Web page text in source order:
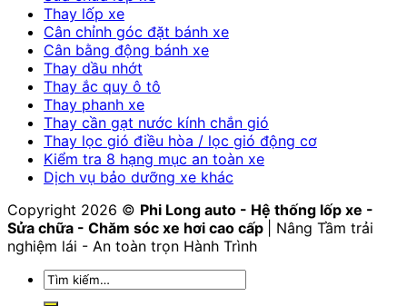
Thay lốp xe
Cân chỉnh góc đặt bánh xe
Cân bằng động bánh xe
Thay dầu nhớt
Thay ắc quy ô tô
Thay phanh xe
Thay cần gạt nước kính chắn gió
Thay lọc gió điều hòa / lọc gió động cơ
Kiểm tra 8 hạng mục an toàn xe
Dịch vụ bảo dưỡng xe khác
Copyright 2026 © Phi Long auto - Hệ thống lốp xe -
Sửa chữa - Chăm sóc xe hơi cao cấp
| Nâng Tầm trải
nghiệm lái - An toàn trọn Hành Trình
Tìm
kiếm: